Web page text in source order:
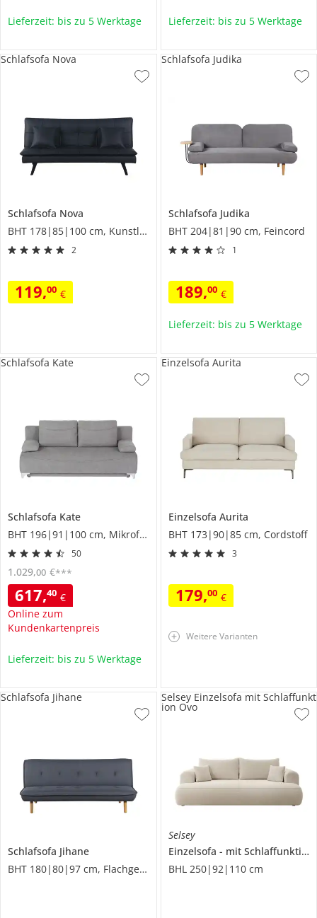
Lieferzeit: bis zu 5 Werktage Lieferzeit: bis zu 5 Werktage
Schlafsofa Nova
BHT 178|85|100 cm, Kunstleder
2
119,00 €
Schlafsofa Nova
Schlafsofa Judika
BHT 204|81|90 cm, Feincord
1
189,00 €
Schlafsofa Judika
Lieferzeit: bis zu 5 Werktage
Schlafsofa Kate
BHT 196|91|100 cm, Mikrofaser
50
617,40 €
Online zum
Kundenkartenpreis
1.029,00 €***
Schlafsofa Kate
Lieferzeit: bis zu 5 Werktage
Einzelsofa Aurita
BHT 173|90|85 cm, Cordstoff
3
179,00 €
Einzelsofa Aurita
Weitere Varianten
Schlafsofa Jihane
BHT 180|80|97 cm, Flachgewebe
Schlafsofa Jihane
Selsey
Einzelsofa
mit Schlaffunktion
BHL 250|92|110 cm
Selsey Einzelsofa mit Schlaffunkt
ion Ovo